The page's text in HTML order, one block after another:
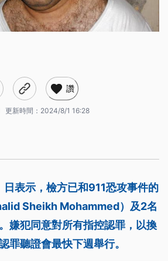
讚
更新時間： 2024/8/1 16:28
日表示，檢方已和911恐攻事件的
Sheikh Mohammed）及2名
嫌犯同意對所有指控認罪，以換
罪聽證會最快下週舉行。